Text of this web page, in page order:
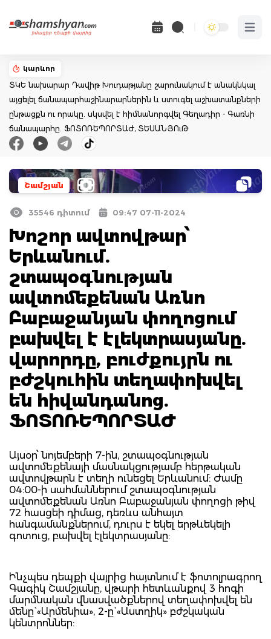
Open
կարևոր
ՏԿԵ նախարար Դավիթ Խուդաթյանը շարունակում է անակնկալ
այցելել ճանապարհաշինարարներին և ստուգել աշխատանքների
ընթացքն ու որակը. սկսվել է հիմնանորգվել Գեղադիր - Գառնի
ճանապարհը. ՖՈՏՈՌԵՊՈՐՏԱԺ, ՏԵՍԱՆՅՈւԹ
Շամշյան
35546 դիտում 09:47 07-11-2024
Խոշոր ավտովթար՝
Երևանում.
շտապօգնության
ավտոմեքենան Առնո
Բաբաջանյան փողոցում
բախվել է էլեկտրասյանը.
վարորդը, բուժքույրն ու
բժշկուհին տեղափոխվել
են հիվանդանոց.
ՖՈՏՈՌԵՊՈՐՏԱԺ
Այսօր՝ նոյեմբերի 7-ին, շտապօգնության
ավտոմեքենայի մասնակցությամբ հերթական
ավտովթարն է տեղի ունեցել Երևանում: Ժամը
04:00-ի սահմաններում շտապօգնության
ավտոմեքենան Առնո Բաբաջանյան փողոցի թիվ
72 հասցեի դիմաց, դեռևս անհայտ
հանգամանքներում, դուրս է եկել երթևեկելի
գոտուց, բախվել էլեկտրասյանը:
Ինչպես դեպքի վայրից հայտնում է ֆոտոլրագրող
Գագիկ Շամշյանը, վթարի հետևանքով 3 հոգի
մարմնական վնասվածքներով տեղափոխվել են
մենը` «Արմենիա», 2-ը` «Աստղիկ» բժշկական
կենտրոններ: